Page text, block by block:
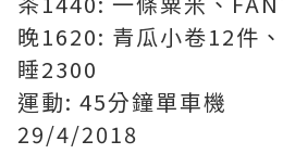
晚1620: 青瓜小卷12件
睡2300
運動: 45分鐘單車機
29/4/2018